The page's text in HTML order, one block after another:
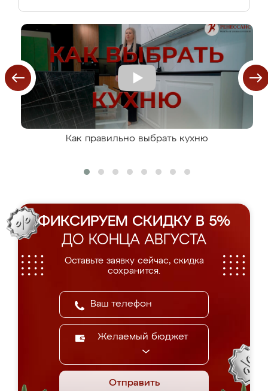
Как правильно выбрать кухню
ФИКСИРУЕМ СКИДКУ В 5%
ДО КОНЦА АВГУСТА
Оставьте заявку сейчас, скидка
сохранится.
Желаемый бюджет
Отправить